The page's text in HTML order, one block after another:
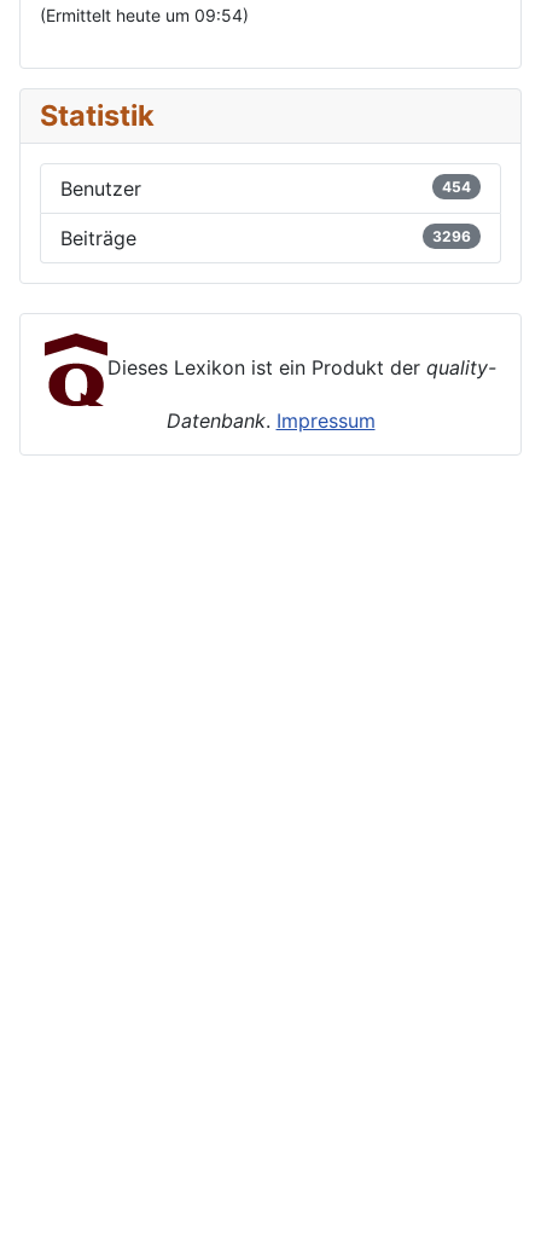
(Ermittelt heute um 09:54)
Statistik
Benutzer 454
Beiträge 3296
Dieses Lexikon ist ein Produkt der quality-
Datenbank. Impressum